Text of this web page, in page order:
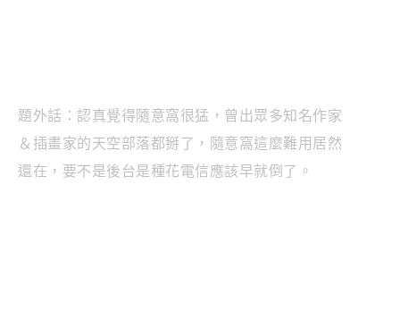
題外話：認真覺得隨意窩很猛，曾出眾多知名作家
＆插畫家的天空部落都掰了，隨意窩這麼難用居然
還在，要不是後台是種花電信應該早就倒了。